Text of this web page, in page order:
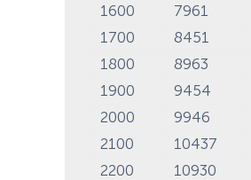
1600
7961
1700
8451
1800
8963
1900
9454
2000
9946
2100
10437
2200
10930